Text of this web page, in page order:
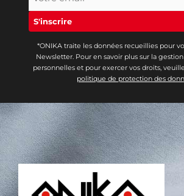
*ONIKA traite les données recueillies pour
Newsletter. Pour en savoir plus sur la
personnelles et pour exercer vos droits,
politique de protection des